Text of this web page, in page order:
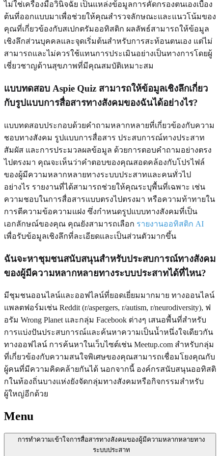
ไม่ใช่เครื่องมือวินิจฉัย เป็นแหล่งข้อมูลการคัดกรองตนเองเบื้อง
ต้นที่ออกแบบมาเพื่อช่วยให้คุณสำรวจลักษณะและแนวโน้มของ
คุณที่เกี่ยวข้องกับสเปกตรัมออทิสติก ผลลัพธ์สามารถให้ข้อมูล
เชิงลึกส่วนบุคคลและจุดเริ่มต้นสำหรับการสะท้อนตนเอง แต่ไม่
สามารถและไม่ควรใช้แทนการประเมินอย่างเป็นทางการโดยผู้
เชี่ยวชาญด้านสุขภาพที่มีคุณสมบัติเหมาะสม
แบบทดสอบ Aspie Quiz สามารถให้ข้อมูลเชิงลึกเกี่ยว
กับรูปแบบการสื่อสารทางสังคมของฉันได้อย่างไร?
แบบทดสอบประกอบด้วยคำถามหลากหลายที่เกี่ยวข้องกับความ
ชอบทางสังคม รูปแบบการสื่อสาร ประสบการณ์ทางประสาท
สัมผัส และการประมวลผลข้อมูล ด้วยการตอบคำถามอย่างตรง
ไปตรงมา คุณจะเห็นว่าคำตอบของคุณสอดคล้องกับโปรไฟล์
ของผู้มีความหลากหลายทางระบบประสาทและคนทั่วไป
อย่างไร รายงานที่ได้สามารถช่วยให้คุณระบุพื้นที่เฉพาะ เช่น
ความชอบในการสื่อสารแบบตรงไปตรงมา หรือความท้าทายใน
การตีความข้อความแฝง ซึ่งกำหนดรูปแบบทางสังคมที่เป็น
เอกลักษณ์ของคุณ คุณยังสามารถเลือก รายงานออทิสติก AI
เพื่อรับข้อมูลเชิงลึกที่ละเอียดและเป็นส่วนตัวมากขึ้น
ฉันจะหาชุมชนสนับสนุนสำหรับประสบการณ์ทางสังคม
ของผู้มีความหลากหลายทางระบบประสาทได้ที่ไหน?
มีชุมชนออนไลน์และออฟไลน์ที่ยอดเยี่ยมมากมาย ทางออนไลน์
แพลตฟอร์มเช่น Reddit (r/aspergers, r/autism, r/neurodiversity), ฟ
อรัม Wrong Planet และกลุ่ม Facebook ต่างๆ เสนอพื้นที่สำหรับ
การแบ่งปันประสบการณ์และค้นหาความเป็นน้ำหนึ่งใจเดียวกัน
ทางออฟไลน์ การค้นหาในเว็บไซต์เช่น Meetup.com สำหรับกลุ่ม
ที่เกี่ยวข้องกับความสนใจพิเศษของคุณสามารถเชื่อมโยงคุณกับ
ผู้คนที่มีความคิดคล้ายกันได้ นอกจากนี้ องค์กรสนับสนุนออทิสติ
กในท้องถิ่นบางแห่งยังจัดกลุ่มทางสังคมหรือกิจกรรมสำหรับ
ผู้ใหญ่อีกด้วย
Menu
การทำความเข้าใจการสื่อสารทางสังคมของผู้มีความหลากหลายทาง
ระบบประสาท